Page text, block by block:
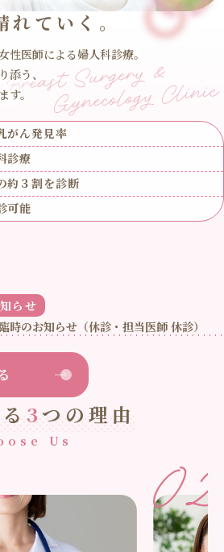
れていく。
性医師による婦人科診療。
添う、
。
がん発見率
診療
約３割を診断
可能
らせ
時のお知らせ（休診・担当医師 休診）
3 つの理由
Us